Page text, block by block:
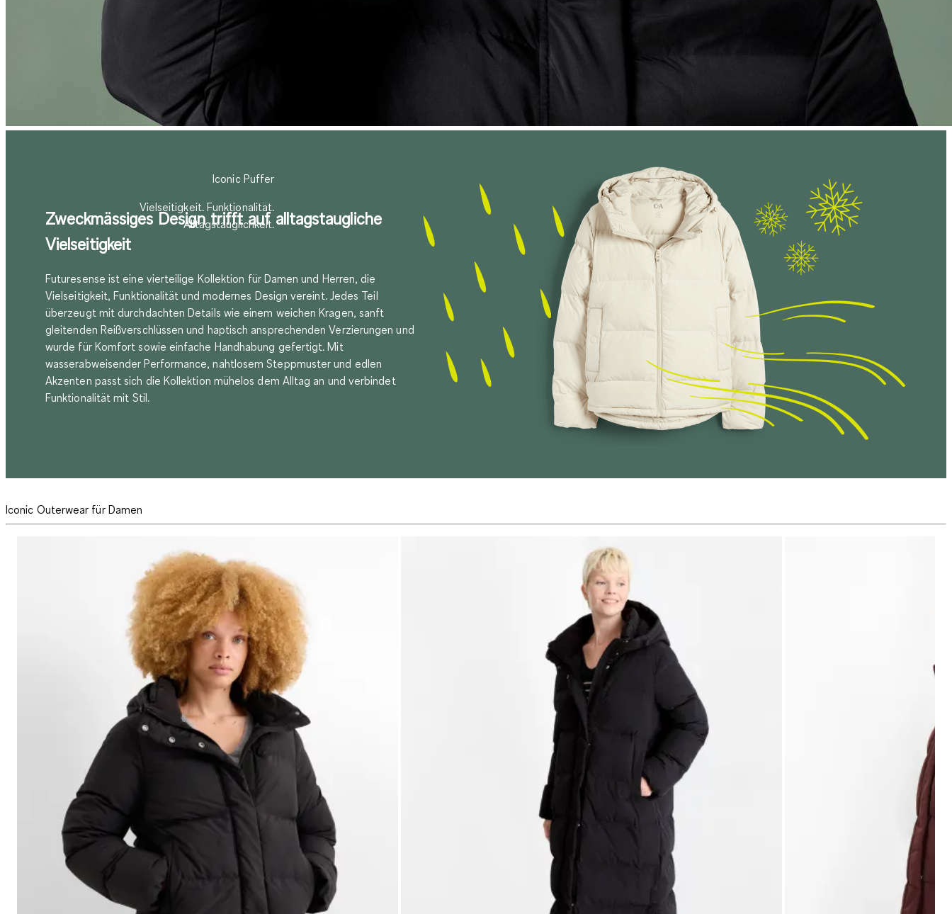
Iconic Puffer
Vielseitigkeit. Funktionalität.
Alltagstauglichkeit.
Zweckmässiges Design trifft auf alltagstaugliche
Vielseitigkeit
Futuresense ist eine vierteilige Kollektion für Damen und Herren, die
Vielseitigkeit, Funktionalität und modernes Design vereint. Jedes Teil
überzeugt mit durchdachten Details wie einem weichen Kragen, sanft
gleitenden Reißverschlüssen und haptisch ansprechenden Verzierungen und
wurde für Komfort sowie einfache Handhabung gefertigt. Mit
wasserabweisender Performance, nahtlosem Steppmuster und edlen
Akzenten passt sich die Kollektion mühelos dem Alltag an und verbindet
Funktionalität mit Stil.
Iconic Outerwear für Damen